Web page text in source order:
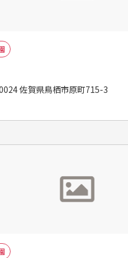
佐賀県鳥栖市原町715-3